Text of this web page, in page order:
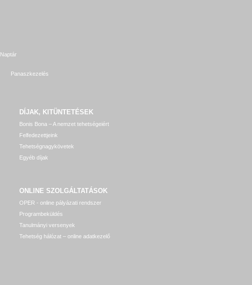
Naptár
Panaszkezelés
DÍJAK, KITÜNTETÉSEK
Bonis Bona – A nemzet tehetségeiért
Felfedezettjeink
Tehetségnagykövetek
Egyéb díjak
ONLINE SZOLGÁLTATÁSOK
OPER - online pályázati rendszer
Programbeküldés
Tanulmányi versenyek
Tehetség hálózat – online adatkezelő